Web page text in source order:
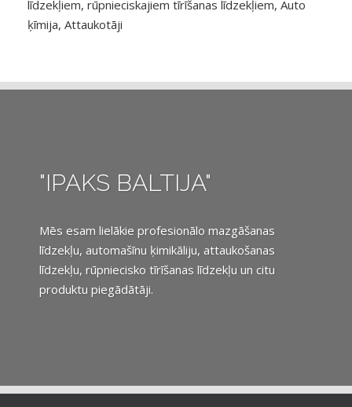
līdzekļiem, rūpnieciskajiem tīrīšanas līdzekļiem, Auto
ķīmija, Attaukotāji
"IPAKS BALTIJA"
Mēs esam lielākie profesionālo mazgāšanas
līdzekļu, automašīnu ķimikāliju, attaukošanas
līdzekļu, rūpniecisko tīrīšanas līdzekļu un citu
produktu piegādātāji.